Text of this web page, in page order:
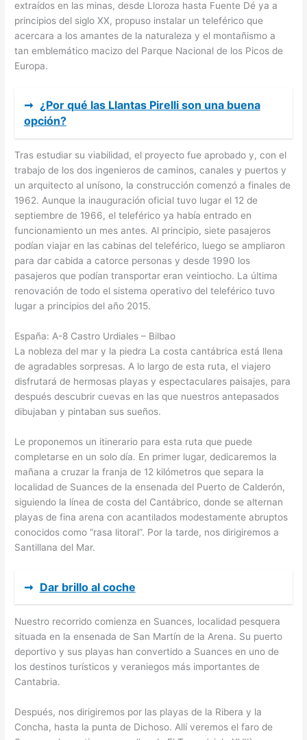
extraídos en las minas, desde Lloroza hasta Fuente Dé ya a
principios del siglo XX, propuso instalar un teleférico que
acercara a los amantes de la naturaleza y el montañismo a
tan emblemático macizo del Parque Nacional de los Picos de
Europa.
➞ ¿Por qué las Llantas Pirelli son una buena
opción?
Tras estudiar su viabilidad, el proyecto fue aprobado y, con el
trabajo de los dos ingenieros de caminos, canales y puertos y
un arquitecto al unísono, la construcción comenzó a finales de
1962. Aunque la inauguración oficial tuvo lugar el 12 de
septiembre de 1966, el teleférico ya había entrado en
funcionamiento un mes antes. Al principio, siete pasajeros
podían viajar en las cabinas del teleférico, luego se ampliaron
para dar cabida a catorce personas y desde 1990 los
pasajeros que podían transportar eran veintiocho. La última
renovación de todo el sistema operativo del teleférico tuvo
lugar a principios del año 2015.
España: A-8 Castro Urdiales – Bilbao
La nobleza del mar y la piedra La costa cantábrica está llena
de agradables sorpresas. A lo largo de esta ruta, el viajero
disfrutará de hermosas playas y espectaculares paisajes, para
después descubrir cuevas en las que nuestros antepasados
dibujaban y pintaban sus sueños.
Le proponemos un itinerario para esta ruta que puede
completarse en un solo día. En primer lugar, dedicaremos la
mañana a cruzar la franja de 12 kilómetros que separa la
localidad de Suances de la ensenada del Puerto de Calderón,
siguiendo la línea de costa del Cantábrico, donde se alternan
playas de fina arena con acantilados modestamente abruptos
conocidos como “rasa litoral”. Por la tarde, nos dirigiremos a
Santillana del Mar.
➞ Dar brillo al coche
Nuestro recorrido comienza en Suances, localidad pesquera
situada en la ensenada de San Martín de la Arena. Su puerto
deportivo y sus playas han convertido a Suances en uno de
los destinos turísticos y veraniegos más importantes de
Cantabria.
Después, nos dirigiremos por las playas de la Ribera y la
Concha, hasta la punta de Dichoso. Allí veremos el faro de